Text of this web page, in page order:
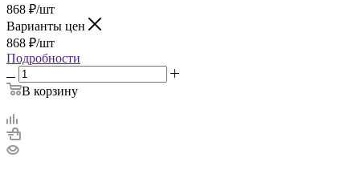
868 ₽/шт
Варианты цен
868 ₽/шт
Подробности
В корзину